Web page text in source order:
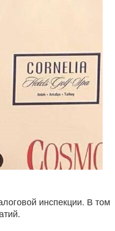
инспекции. В том